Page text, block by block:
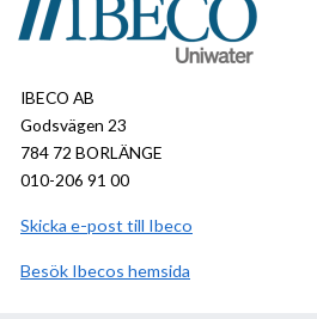
IBECO AB
Godsvägen 23
784 72 BORLÄNGE
010-206 91 00
Skicka e-post till Ibeco
Besök Ibeco hemsida